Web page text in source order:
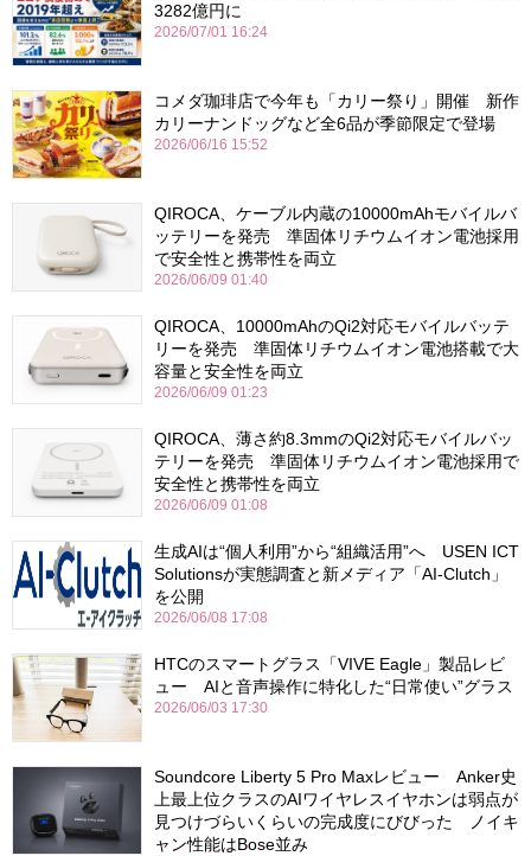
3282億円に
2026/07/01 16:24
コメダ珈琲店で今年も「カリー祭り」開催 新作
カリーナンドッグなど全6品が季節限定で登場
2026/06/16 15:52
QIROCA、ケーブル内蔵の10000mAhモバイルバ
ッテリーを発売 準固体リチウムイオン電池採用
で安全性と携帯性を両立
2026/06/09 01:40
QIROCA、10000mAhのQi2対応モバイルバッテ
リーを発売 準固体リチウムイオン電池搭載で大
容量と安全性を両立
2026/06/09 01:23
QIROCA、薄さ約8.3mmのQi2対応モバイルバッ
テリーを発売 準固体リチウムイオン電池採用で
安全性と携帯性を両立
2026/06/09 01:08
生成AIは“個人利用”から“組織活用”へ USEN ICT
Solutionsが実態調査と新メディア「AI-Clutch」
を公開
2026/06/08 17:08
HTCのスマートグラス「VIVE Eagle」製品レビ
ュー AIと音声操作に特化した“日常使い”グラス
2026/06/03 17:30
Soundcore Liberty 5 Pro Maxレビュー Anker史
上最上位クラスのAIワイヤレスイヤホンは弱点が
見つけづらいくらいの完成度にびびった ノイキ
ャン性能はBose並み